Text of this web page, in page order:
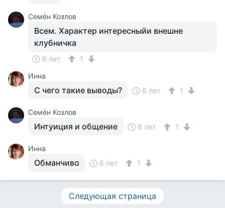
Семён Козлов
Всем. Характер интересныйи внешне
клубничка
6 лет
1
Инна
С чего такие выводы? 6 лет 1
Семён Козлов
Интуиция и общение 6 лет 1
Инна
Обманчиво 6 лет 1
Следующая страница